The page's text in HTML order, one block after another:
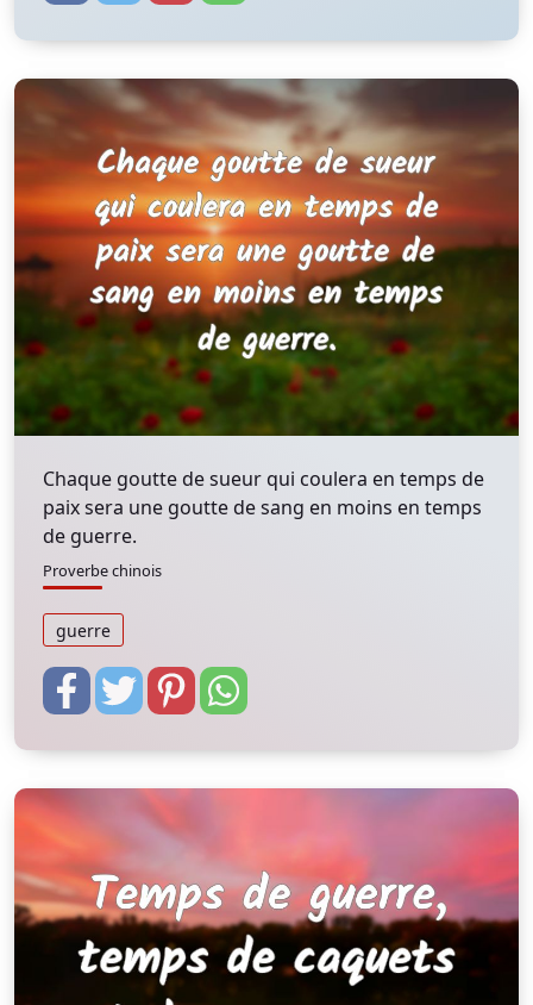
Chaque goutte de sueur qui coulera en temps de
paix sera une goutte de sang en moins en temps
de guerre.
Proverbe chinois
guerre